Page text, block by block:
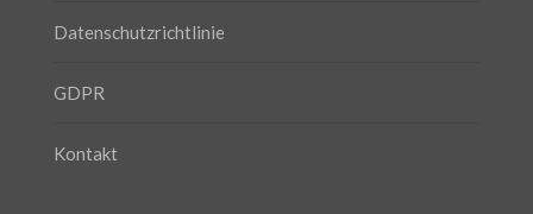
Datenschutzrichtlinie
GDPR
Kontakt